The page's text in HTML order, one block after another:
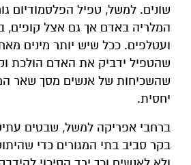
שונים. למשל, טפיל הפלסמודיום
המלריה באדם אך גם אצל קופים,
ועטלפים. ככל שיש יותר מינים
שהטפיל ידביק את האדם הולכת
שהשכיחות של אנשים מסך שאר
יחסית.
ברחבי אפריקה למשל, שבטים
בקר סביב בתי המגורים כדי